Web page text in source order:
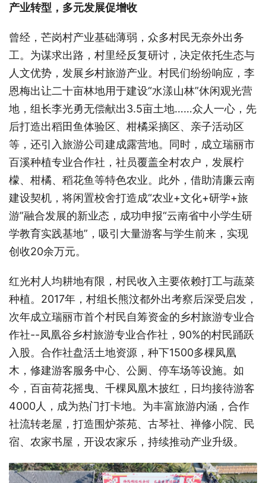
产业转型，多元发展促增收
曾经，芒岗村产业基础薄弱，众多村民无奈外出务
工。为谋求出路，村里经反复研讨，决定依托生态与
人文优势，发展乡村旅游产业。村民们纷纷响应，李
恩梅出让二十亩林地用于建设“水漾山林”休闲观光营
地，组长李光勇无偿献出3.5亩土地……众人一心，先
后打造出稻田鱼体验区、柑橘采摘区、亲子活动区
等，还引入旅游公司建成露营地。同时，成立瑞丽市
百溪种植专业合作社，社员覆盖全村农户，发展柠
檬、柑橘、稻花鱼等特色农业。此外，借助清廉云南
建设契机，将闲置校舍打造成“农业+文化+研学+旅
游”融合发展的新业态，成功申报“云南省中小学生研
学教育实践基地”，吸引大量游客与学生前来，实现
创收20余万元。
红光村人均耕地有限，村民收入主要依赖打工与蔬菜
种植。2017年，村组长熊汶都外出考察后深受启发，
次年成立瑞丽市首个村民自筹资金的乡村旅游专业合
作社--凤凰谷乡村旅游专业合作社，90%的村民踊跃
入股。合作社盘活土地资源，种下1500多棵凤凰
木，修建游客服务中心、公厕、停车场等设施。如
今，百亩荷花摇曳、千棵凤凰木披红，日均接待游客
4000人，成为热门打卡地。为丰富旅游内涵，合作
社流转老屋，打造围炉茶苑、古琴社、禅修小院、民
宿、农家书屋，开设农家乐，持续推动产业升级。